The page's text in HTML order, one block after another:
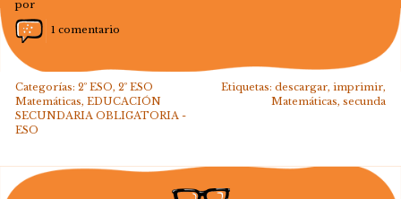
por
1 comentario
Categorías: 2º ESO, 2º ESO
Matemáticas, EDUCACIÓN
SECUNDARIA OBLIGATORIA -
ESO
Etiquetas:descargar,imprimir,
Matemáticas,secunda